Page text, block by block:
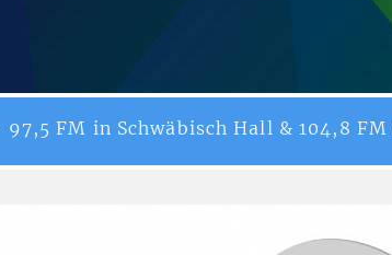
97,5 FM in Schwäbisch Hall & 104,8